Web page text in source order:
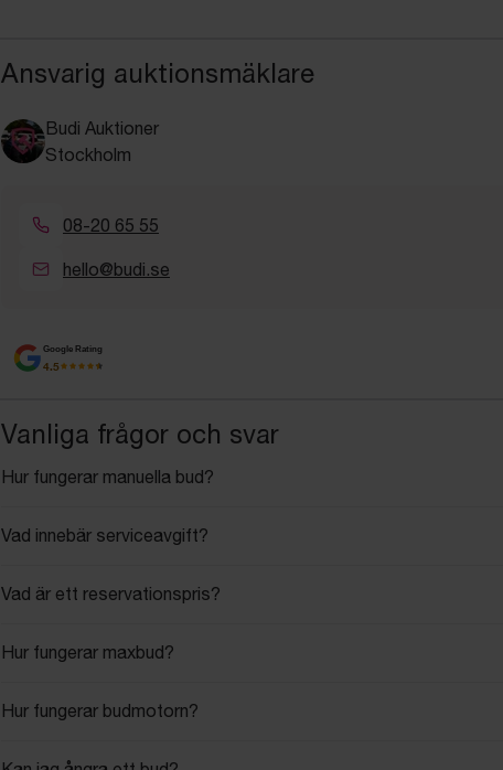
Ansvarig auktionsmäklare
Budi Auktioner
Stockholm
08-20 65 55
hello@budi.se
Google Rating
4.5
Vanliga frågor och svar
Hur fungerar manuella bud?
Vad innebär serviceavgift?
Vad är ett reservationspris?
Hur fungerar maxbud?
Hur fungerar budmotorn?